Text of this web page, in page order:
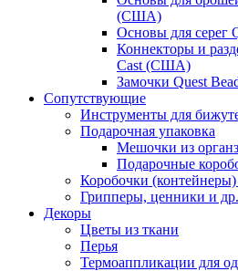
(США)
Основы для серег
Коннекторы и
Cast (США)
Замочки Quest
Сопутствующие
Инструменты для
Подарочная упаковка
Мешочки из
Подарочные
Коробочки
Грипперы, ценники и др.
Декоры
Цветы из ткани
Перья
Термоаппликации для